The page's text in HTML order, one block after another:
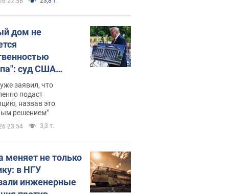
дом не
суд США
зала
400 млн
заявил, что
подаст
назвав это
решением"
23:54 3,3 т.
меняет не только
в НГУ
инженерные